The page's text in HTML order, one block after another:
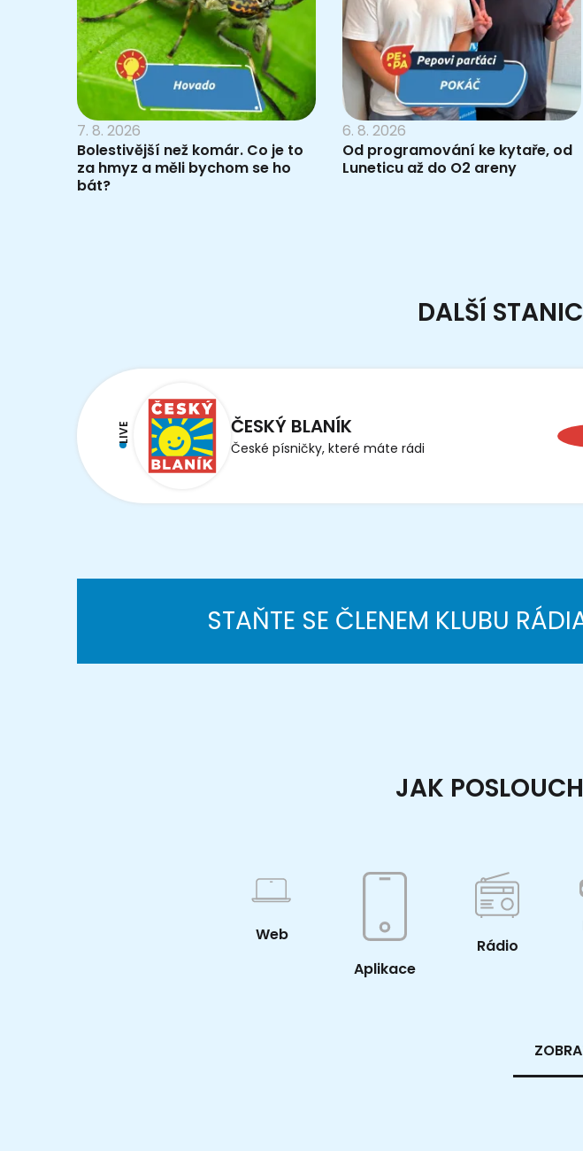
7. 8. 2026
Bolestivější než komár. Co je to
za hmyz a měli bychom se ho
bát?
6. 8. 2026
Od programování ke kytaře, od
Luneticu až do O2 areny
DALŠÍ
LIVE ČESKÝ BLANÍK
České písničky, které máte rádi
STAŇTE SE ČLENEM KLUBU
JAK
Web
Aplikace
Rádio